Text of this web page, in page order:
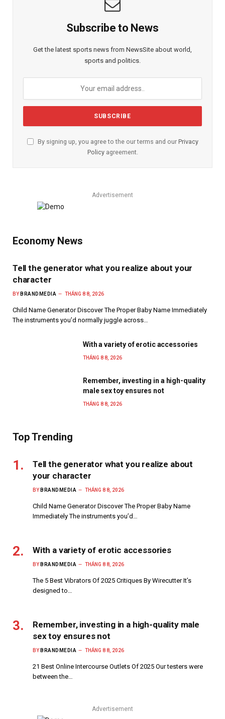
Subscribe to News
Get the latest sports news from NewsSite about world,
sports and politics.
By signing up, you agree to the our terms and our Privacy
Policyagreement.
Advertisement
Economy News
Tell the generator what you realize about your
character
BY BRANDMEDIA THÁNG 8 8, 2026
Child Name Generator Discover The Proper Baby Name Immediately
The instruments you’d normally juggle across…
With a variety of erotic accessories
THÁNG 8 8, 2026
Remember, investing in a high-quality
male sex toy ensures not
THÁNG 8 8, 2026
Top Trending
Tell the generator what you realize about
your character
BY BRANDMEDIA THÁNG 8 8, 2026
Child Name Generator Discover The Proper Baby Name
Immediately The instruments you’d…
With a variety of erotic accessories
BY BRANDMEDIA THÁNG 8 8, 2026
The 5 Best Vibrators Of 2025 Critiques By Wirecutter It’s
designed to…
Remember, investing in a high-quality male
sex toy ensures not
BY BRANDMEDIA THÁNG 8 8, 2026
21 Best Online Intercourse Outlets Of 2025 Our testers were
between the…
Advertisement